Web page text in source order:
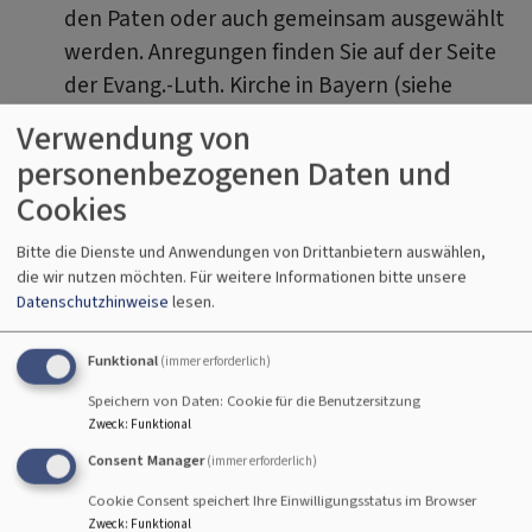
den Paten oder auch gemeinsam ausgewählt
werden. Anregungen finden Sie auf der Seite
der Evang.-Luth. Kirche in Bayern (siehe
unten) oder auch unter
https://www.taufspruch.de/
Zum Taufgottesdienst:
Das Fotografieren und Filmen während der Taufe
ist mit Einschränkungen möglich. Einzelheiten
besprechen Sie bitte mit dem Pfarrer / der
Pfarrerin.
Die Kollekte am Ausgang ist - wenn nichts anderes
mit dem Pfarrer/der Pfarrerin vereinbart wird - für
unsere Gemeinde bestimmt.
Verwendung von
personenbezogenen Daten und
Cookies
Bitte die Dienste und Anwendungen von Drittanbietern auswählen,
die wir nutzen möchten. Für weitere Informationen bitte unsere
Datenschutzhinweise lesen.
Funktional (immer erforderlich)
Speichern von Daten: Cookie für die Benutzersitzung
Zweck: Funktional
Consent Manager (immer erforderlich)
Cookie Consent speichert Ihre Einwilligungsstatus im Browser
Zweck: Funktional